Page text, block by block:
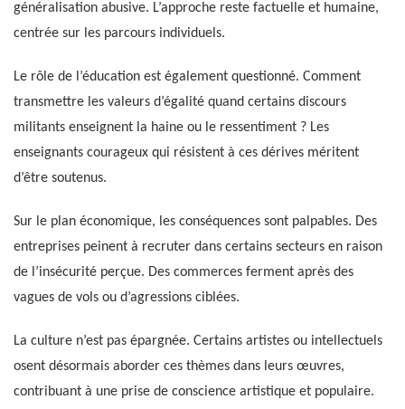
généralisation abusive. L’approche reste factuelle et humaine,
centrée sur les parcours individuels.
Le rôle de l’éducation est également questionné. Comment
transmettre les valeurs d’égalité quand certains discours
militants enseignent la haine ou le ressentiment ? Les
enseignants courageux qui résistent à ces dérives méritent
d’être soutenus.
Sur le plan économique, les conséquences sont palpables. Des
entreprises peinent à recruter dans certains secteurs en raison
de l’insécurité perçue. Des commerces ferment après des
vagues de vols ou d’agressions ciblées.
La culture n’est pas épargnée. Certains artistes ou intellectuels
osent désormais aborder ces thèmes dans leurs œuvres,
contribuant à une prise de conscience artistique et populaire.